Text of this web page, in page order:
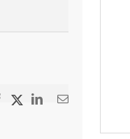
Facebook
X LinkedInEmail